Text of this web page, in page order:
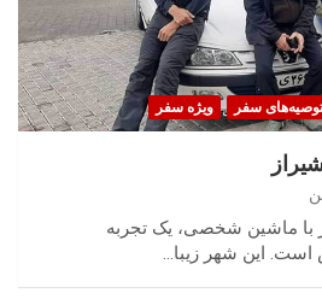
توصیه‌های سفر ویژه سفر
با ماشین شخصی، یک تجربه
این شهر زیبا…